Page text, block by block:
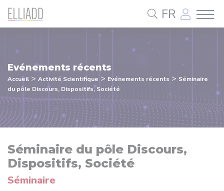
FR
Evénements récents
Accueil > Activité Scientifique > Evénements récents > Séminaire
du pôle Discours, Dispositifs, Société
Séminaire du pôle Discours,
Dispositifs, Société
Séminaire
Panneau de gestion des cookies